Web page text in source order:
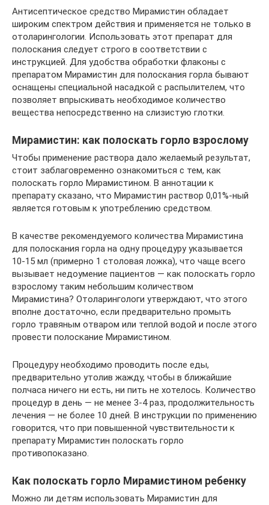
Антисептическое средство Мирамистин обладает
широким спектром действия и применяется не только в
отоларингологии. Использовать этот препарат для
полоскания следует строго в соответствии с
инструкцией. Для удобства обработки флаконы с
препаратом Мирамистин для полоскания горла бывают
оснащены специальной насадкой с распылителем, что
позволяет впрыскивать необходимое количество
вещества непосредственно на слизистую глотки.
Мирамистин: как полоскать горло взрослому
Чтобы применение раствора дало желаемый результат,
стоит заблаговременно ознакомиться с тем, как
полоскать горло Мирамистином. В аннотации к
препарату сказано, что Мирамистин раствор 0,01%-ный
является готовым к употреблению средством.
В качестве рекомендуемого количества Мирамистина
для полоскания горла на одну процедуру указывается
10-15 мл (примерно 1 столовая ложка), что чаще всего
вызывает недоумение пациентов — как полоскать горло
взрослому таким небольшим количеством
Мирамистина? Отоларингологи утверждают, что этого
вполне достаточно, если предварительно промыть
горло травяным отваром или теплой водой и после этого
провести полоскание Мирамистином.
Процедуру необходимо проводить после еды,
предварительно утолив жажду, чтобы в ближайшие
полчаса ничего ни есть, ни пить не хотелось. Количество
процедур в день — не менее 3-4 раз, продолжительность
лечения — не более 10 дней. В инструкции по применению
говорится, что при повышенной чувствительности к
препарату Мирамистин полоскать горло
противопоказано.
Как полоскать горло Мирамистином ребенку
Можно ли детям использовать Мирамистин для